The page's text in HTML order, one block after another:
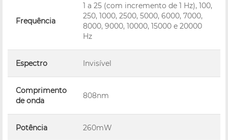
Frequência
1 a 25 (com incremento de 1 Hz), 100,
250, 1000, 2500, 5000, 6000, 7000,
8000, 9000, 10000, 15000 e 20000
Hz
Espectro Invisível
Comprimento
de onda
808nm
Potência 260mW